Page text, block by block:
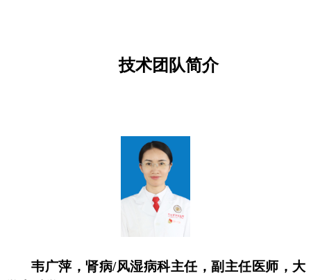
技术团队简介
韦广萍， 肾病/风湿病科主任，副主任医师，大